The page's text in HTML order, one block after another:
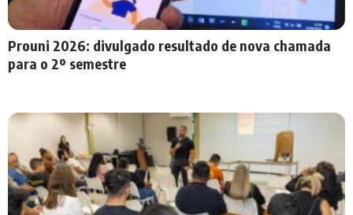
Prouni 2026: divulgado resultado de nova chamada
para o 2º semestre